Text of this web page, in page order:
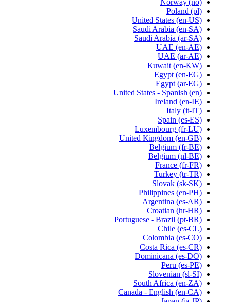
Norway (no)
Poland (pl)
United States (en-US)
Saudi Arabia (en-SA)
Saudi Arabia (ar-SA)
UAE (en-AE)
UAE (ar-AE)
Kuwait (en-KW)
Egypt (en-EG)
Egypt (ar-EG)
United States - Spanish (en)
Ireland (en-IE)
Italy (it-IT)
Spain (es-ES)
Luxembourg (fr-LU)
United Kingdom (en-GB)
Belgium (fr-BE)
Belgium (nl-BE)
France (fr-FR)
Turkey (tr-TR)
Slovak (sk-SK)
Philippines (en-PH)
Argentina (es-AR)
Croatian (hr-HR)
Portuguese - Brazil (pt-BR)
Chile (es-CL)
Colombia (es-CO)
Costa Rica (es-CR)
Dominicana (es-DO)
Peru (es-PE)
Slovenian (sl-SI)
South Africa (en-ZA)
Canada - English (en-CA)